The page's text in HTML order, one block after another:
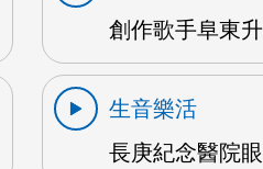
創作歌手阜東
生音樂活
長庚紀念醫院